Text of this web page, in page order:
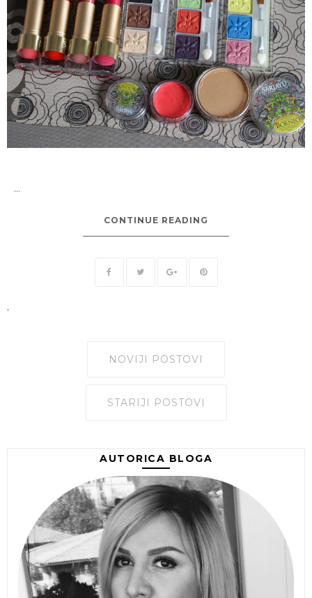
...
CONTINUE READING
.
NOVIJI POSTOVI
STARIJI POSTOVI
AUTORICA BLOGA